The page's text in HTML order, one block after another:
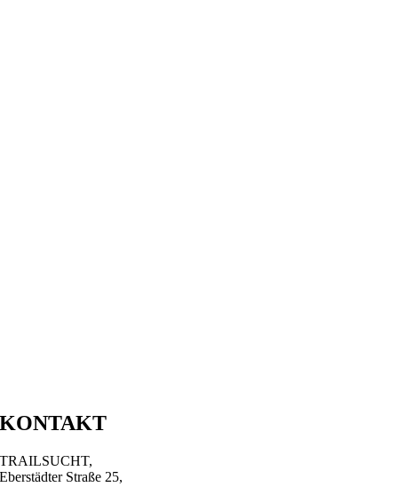
KONTAKT
TRAILSUCHT,
Eberstädter Straße 25,